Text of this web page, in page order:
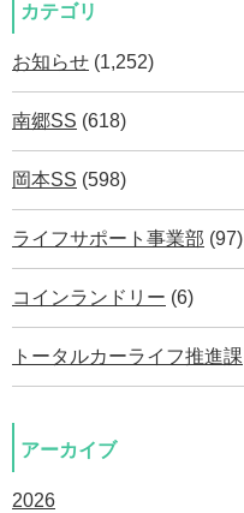
カテゴリ
お知らせ (1,252)
南郷SS (618)
岡本SS (598)
ライフサポート事業部 (97)
コインランドリー (6)
トータルカーライフ推進課
アーカイブ
2026